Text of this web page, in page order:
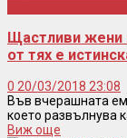
Щастливи жени
от тях е
0 20/03/2018 23:08
Във вчерашната
което развълнува
Виж още